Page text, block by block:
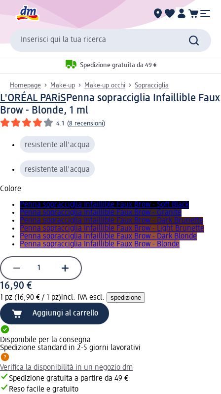
Inserisci qui la tua ricerca
Spedizione gratuita da 49 €
Homepage Make-up Make-up occhi Sopracciglia
L'ORÉAL PARiSPenna sopracciglia Infaillible Faux
Brow - Blonde, 1 ml
4.1 (8 recensioni)
resistente all'acqua
resistente all'acqua
Colore
Penna sopracciglia Infaillible Faux Brow - Soft Black
Penna sopracciglia Infaillible Faux Brow - Granite
Penna sopracciglia Infaillible Faux Brow - Dark Brunette
Penna sopracciglia Infaillible Faux Brow - Light Brunette
Penna sopracciglia Infaillible Faux Brow - Dark Blonde
Penna sopracciglia Infaillible Faux Brow - Blonde
16,90 €
1 pz (16,90 € / 1 pz)incl. IVA escl. spedizione
Aggiungi al carrello
Disponibile per la consegna
Spedizione standard in 2-5 giorni lavorativi
Verifica la disponibilità in un negozio dm
Spedizione gratuita a partire da 49 €
Reso facile e gratuito